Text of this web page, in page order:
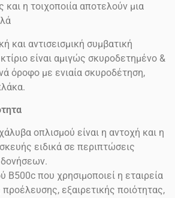
η τοιχοποιία αποτελούν μια
και αντισεισμική συμβατική
είναι αμιγώς σκυροδετημένο &
όροφο με ενιαία σκυροδέτηση,
οπλισμού είναι η αντοχή και η
ειδικά σε περιπτώσεις
Β500c που χρησιμοποιεί η εταιρεία
προέλευσης, εξαιρετικής ποιότητας,